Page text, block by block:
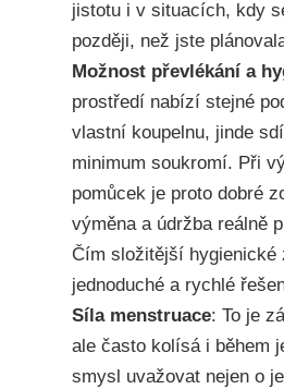
jistotu i v situacích, kdy
později, než jste
Možnost převlékání a
prostředí nabízí stejné
vlastní koupelnu, jinde
minimum soukromí. Při
pomůcek je proto dobré
výměna a údržba reálně
Čím složitější
jednoduché a rychlé
Síla menstruace: To je
ale často kolísá i během
smysl uvažovat nejen o